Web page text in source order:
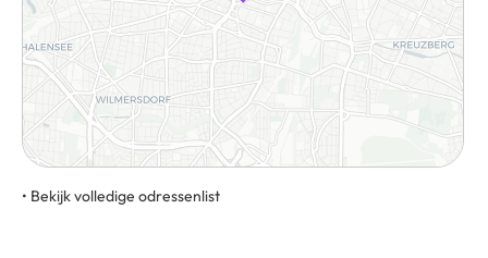
• Bekijk volledige odressenlist